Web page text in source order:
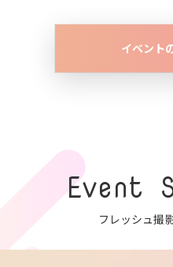
イベント
Event
フレッシュ撮